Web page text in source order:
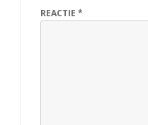
n
REACTIE *